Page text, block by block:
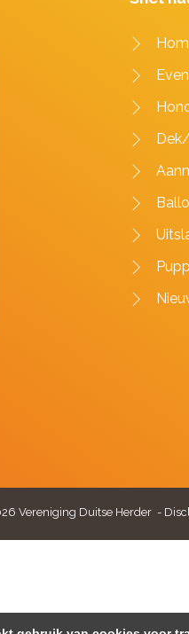
Vereniging Duitse Herder -